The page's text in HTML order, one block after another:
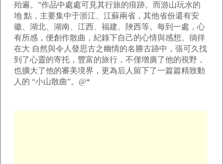
殆遍。”作品中處處可見其行旅的痕跡。而游山玩水的
地 點，主要集中于浙江、江蘇兩省，其他省份還有安
徽、湖北、湖南、江西、福建、陜西等。每到一處，心
有所感，便創作散曲，紀錄下自己的心情與感想。徜徉
在大 自然與令人發思古之幽情的名勝古跡中，張可久找
到了心靈的寄托，豐富的旅行，不僅增廣了他的視野，
也擴大了他的審美境界，更為后人留下了一篇篇精致動
人的 “小山散曲”。@*